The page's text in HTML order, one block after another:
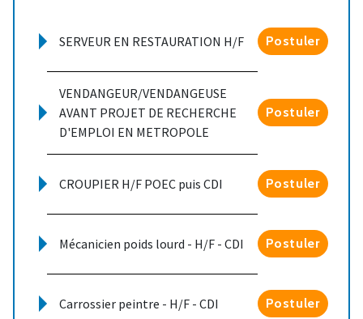
SERVEUR EN RESTAURATION H/F Postuler
VENDANGEUR/VENDANGEUSE
AVANT PROJET DE RECHERCHE
D'EMPLOI EN METROPOLE
Postuler
CROUPIER H/F POEC puis CDI Postuler
Mécanicien poids lourd - H/F - CDI Postuler
Carrossier peintre - H/F - CDI Postuler